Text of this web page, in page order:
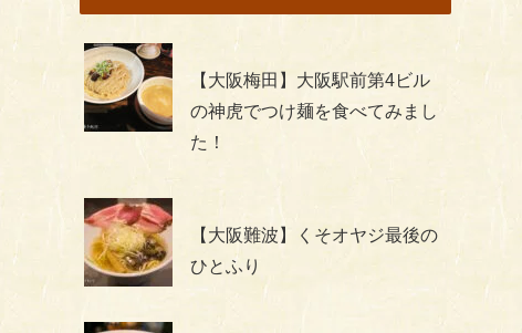
【大阪梅田】大阪駅前第4ビル
の神虎でつけ麺を食べてみまし
た！
【大阪難波】くそオヤジ最後の
ひとふり